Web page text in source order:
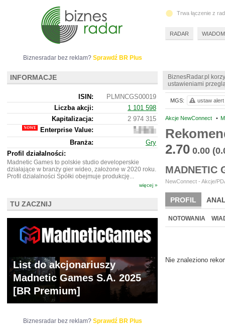
BiznesRadar.pl
ustawieniami
Akcje NewConnect •
2.70 0.00
MADNETIC
NewConnect - Akcje/
PROFIL
BR LAB
NOTOWANIA
Nie znaleziono
MGS: ustaw alert
Biznesradar bez reklam? Sprawdź BR Plus
INFORMACJE
ISIN:
PLMNCGS00019
Liczba akcji:
1 101 598
Kapitalizacja:
2 974 315
Enterprise Value:
2
887
315
Branża:
Gry
Profil działalności:
Madnetic Games to polskie studio developerskie
działające w branży gier wideo, założone w 2020 roku.
Profil działalności Spółki obejmuje produkcję...
więcej »
TU ZACZNIJ
List do akcjonariuszy
Madnetic Games S.A. 2025
[BR Premium]
Biznesradar bez reklam? Sprawdź BR Plus
Trwa łączenie z
RADAR